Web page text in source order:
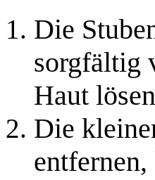
Die
sorgfältig
Haut
Die